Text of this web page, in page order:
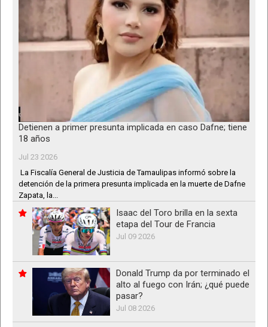
Detienen a primer presunta implicada en caso Dafne; tiene
18 años
Jul 23 2026
La Fiscalía General de Justicia de Tamaulipas informó sobre la
detención de la primera presunta implicada en la muerte de Dafne
Zapata, la...
Isaac del Toro brilla en la sexta
etapa del Tour de Francia
Jul 09 2026
Donald Trump da por terminado el
alto al fuego con Irán; ¿qué puede
pasar?
Jul 08 2026